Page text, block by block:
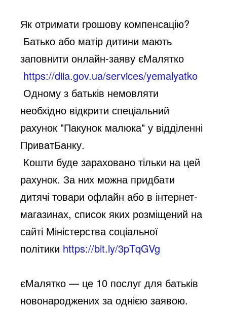
Як отримати грошову компенсацію?
Батько або матір дитини мають
заповнити онлайн-заяву єМалятко
https://diia.gov.ua/services/yemalyatko
Одному з батьків немовляти
необхідно відкрити спеціальний
рахунок "Пакунок малюка" у відділенні
ПриватБанку.
Кошти буде зараховано тільки на цей
рахунок. За них можна придбати
дитячі товари офлайн або в інтернет-
магазинах, список яких розміщений на
сайті Міністерства соціальної
політики https://bit.ly/3pTqGVg
єМалятко — це 10 послуг для батьків
новонароджених за однією заявою.